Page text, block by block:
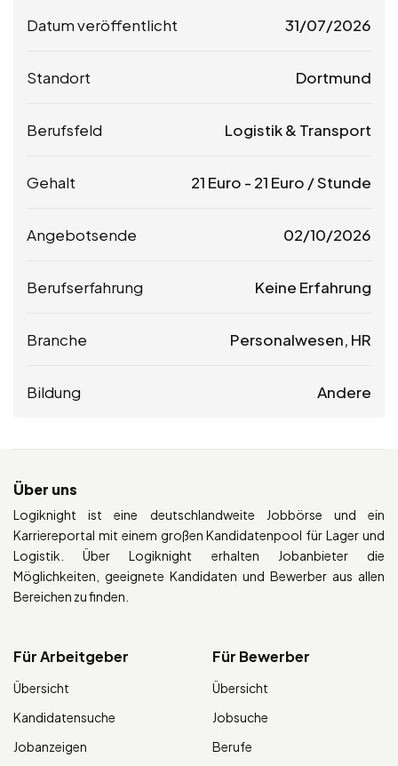
Datum veröffentlicht 31/07/2026
Standort Dortmund
Berufsfeld Logistik & Transport
Gehalt 21 Euro - 21 Euro / Stunde
Angebotsende 02/10/2026
Berufserfahrung Keine Erfahrung
Branche Personalwesen, HR
Bildung Andere
Über uns
Logiknight ist eine deutschlandweite Jobbörse und ein
Karriereportal mit einem großen Kandidatenpool für Lager und
Logistik. Über Logiknight erhalten Jobanbieter die
Möglichkeiten, geeignete Kandidaten und Bewerber aus allen
Bereichen zu finden.
Für Arbeitgeber
Übersicht
Kandidatensuche
Jobanzeigen
Für Bewerber
Übersicht
Jobsuche
Berufe